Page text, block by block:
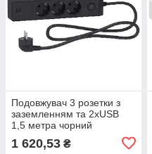
Подовжувач 3 розетки з
заземленням та 2хUSB
1,5 метра чорний
ST943U1B
1 620,53 ₴